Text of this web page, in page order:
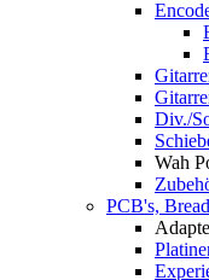
Div./
Wah
PCB's,